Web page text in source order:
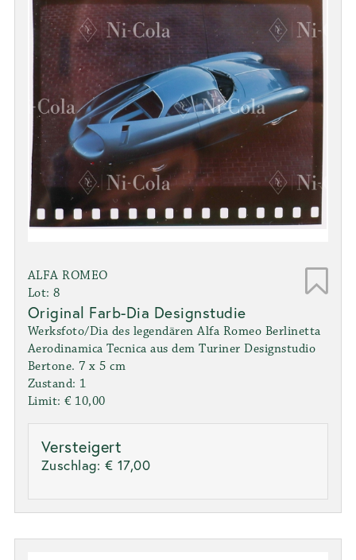
ALFA ROMEO
Lot: 8
Original Farb-Dia Designstudie
Werksfoto/Dia des legendären Alfa Romeo Berlinetta
Aerodinamica Tecnica aus dem Turiner Designstudio
Bertone. 7 x 5 cm
Zustand: 1
Limit: € 10,00
Versteigert
Zuschlag: € 17,00